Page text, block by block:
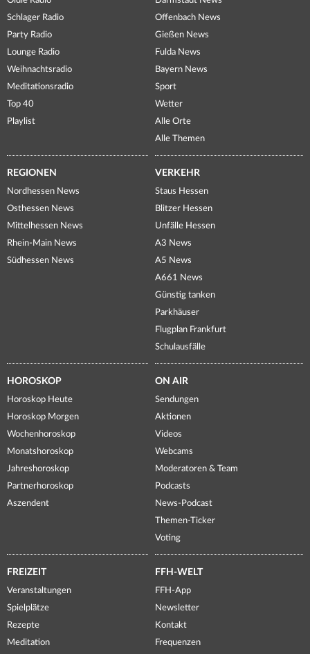
Schlager Radio
Party Radio
Lounge Radio
Weihnachtsradio
Meditationsradio
Top 40
Playlist
Offenbach News
Gießen News
Fulda News
Bayern News
Sport
Wetter
Alle Orte
Alle Themen
REGIONEN
Nordhessen News
Osthessen News
Mittelhessen News
Rhein-Main News
Südhessen News
VERKEHR
Staus Hessen
Blitzer Hessen
Unfälle Hessen
A3 News
A5 News
A661 News
Günstig tanken
Parkhäuser
Flugplan Frankfurt
Schulausfälle
HOROSKOP
Horoskop Heute
Horoskop Morgen
Wochenhoroskop
Monatshoroskop
Jahreshoroskop
Partnerhoroskop
Aszendent
ON AIR
Sendungen
Aktionen
Videos
Webcams
Moderatoren & Team
Podcasts
News-Podcast
Themen-Ticker
Voting
FREIZEIT
Veranstaltungen
Spielplätze
Rezepte
Meditation
FFH-WELT
FFH-App
Newsletter
Kontakt
Frequenzen